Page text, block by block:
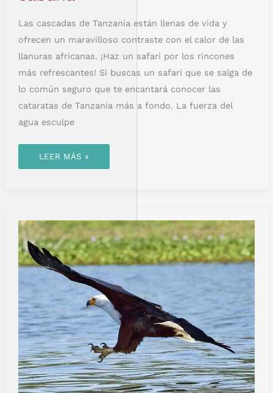
Las cascadas de Tanzania están llenas de vida y
ofrecen un maravilloso contraste con el calor de las
llanuras africanas. ¡Haz un safari por los rincones
más refrescantes! Si buscas un safari que se salga de
lo común seguro que te encantará conocer las
cataratas de Tanzania más a fondo. La fuerza del
agua esculpe
LEER MÁS »
LAS
ÁGUILAS
DE
KENIA:
DEPREDADORES
LETALES
Y
HERMOSOS